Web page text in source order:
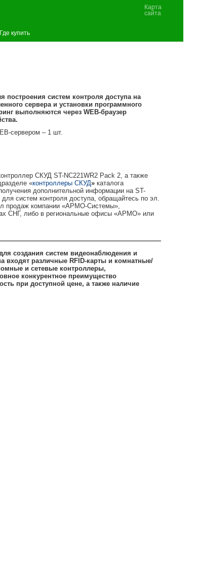
Карта
сайта
Где купить
построения систем контроля доступа на
сервера и установки программного
выполняются через WEB-браузер
сервером – 1 шт.
СКУД ST-NC221WR2 Pack 2, а также
«контроллеры СКУД» каталога
дополнительной информации на ST-
систем контроля доступа, обращайтесь по эл.
продаж компании «АРМО-Системы»,
СНГ, либо в региональные офисы «АРМО» или
создания систем видеонаблюдения и
входят различные RFID-карты и комнатные/
и сетевые контроллеры,
конкурентное преимущество
при доступной цене, а также наличие